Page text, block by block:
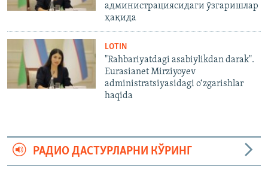
администрациясидаги ўзгаришлар
ҳақида
LOTIN
"Rahbariyatdagi asabiylikdan darak".
Eurasianet Mirziyoyev
administratsiyasidagi o‘zgarishlar
haqida
РАДИО ДАСТУРЛАРНИ КЎРИНГ